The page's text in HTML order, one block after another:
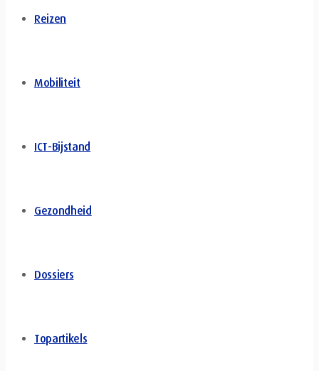
Reizen
Mobiliteit
ICT-Bijstand
Gezondheid
Dossiers
Topartikels